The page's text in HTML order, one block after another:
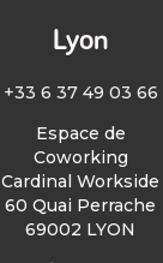
Lyon
+33 6 37 49 03 66
Espace de
Coworking
Cardinal Workside
60 Quai Perrache
69002 LYON